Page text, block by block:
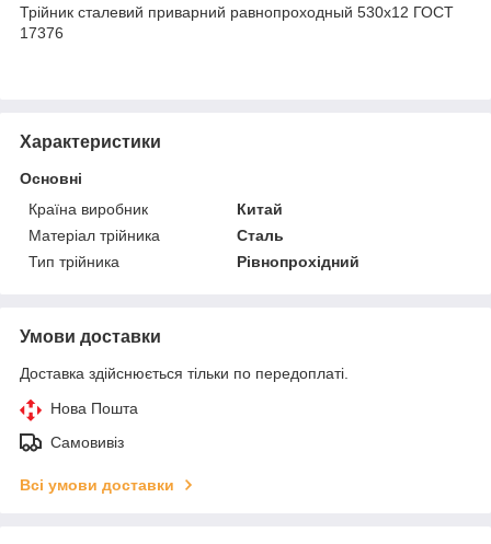
Трійник сталевий приварний равнопроходный 530х12 ГОСТ
17376
Характеристики
Основні
Країна виробник
Китай
Матеріал трійника
Сталь
Тип трійника
Рівнопрохідний
Умови доставки
Доставка здійснюється тільки по передоплаті.
Нова Пошта
Самовивіз
Всі умови доставки